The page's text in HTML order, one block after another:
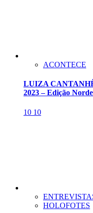
ACONTECE
LUIZA
2023 – Edição
10 10
HOLOFOTES